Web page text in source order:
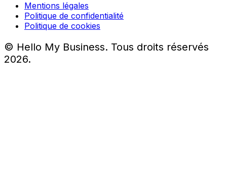
Mentions légales
Politique de confidentialité
Politique de cookies
© Hello My Business. Tous droits réservés
2026.